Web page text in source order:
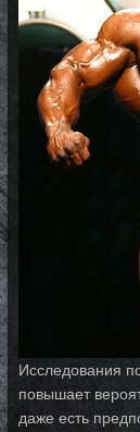
Исследования
повышает
даже есть